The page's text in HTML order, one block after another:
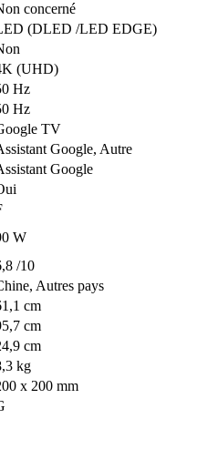
concerné
(DLED /LED EDGE)
(UHD)
Hz
Hz
TV
Google, Autre
Google
W
/10
Autres pays
cm
cm
cm
kg
x 200 mm